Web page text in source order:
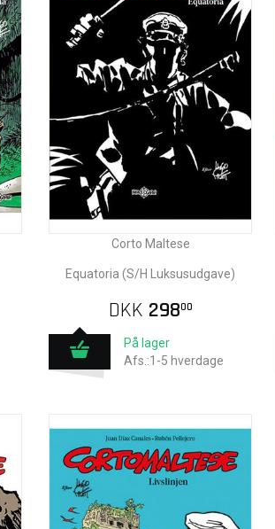
Corto Maltese
Equatoria (S/H Luksusudgave)
DKK 29800
På lager
Afs.:1-5 hverdage